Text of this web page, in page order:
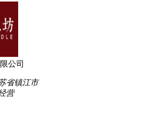
公司
省镇江市
营